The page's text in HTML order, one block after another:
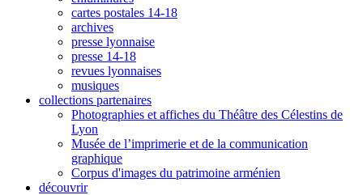
cartes postales 14-18
archives
presse lyonnaise
presse 14-18
revues lyonnaises
musiques
collections partenaires
Photographies et affiches du Théâtre des Célestins de
Lyon
Musée de l’imprimerie et de la communication
graphique
Corpus d'images du patrimoine arménien
découvrir